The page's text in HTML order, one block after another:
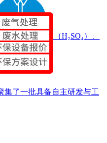
包括硫酸雾（H₂SO₄）、
集了一批具备自主研发与工